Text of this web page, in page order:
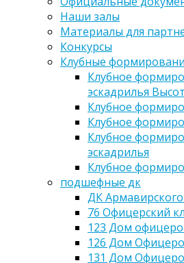
Наши залы
Материалы для
Конкурсы
Клубные
Клубное
эскадрилья
Клубное
Клубное
Клубное
эскадрилья
Клубное
подшефные дк
ДК
76 Офицерский
123 Дом
126 Дом
131 Дом